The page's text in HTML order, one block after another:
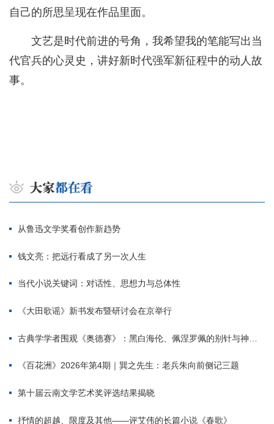
自己的所思呈现在作品里面。
文艺是时代前进的号角，我希望我的笔能写出当
代官兵的心灵史，讲好新时代强军新征程中的动人故
事。
从鲁迅文学奖看创作新趋势
钱文亮：把远行看成了另一次人生
当代小说关键词：对话性、思想力与总体性
《大田歌谣》新书发布暨研讨会在京举行
古典学学者围观《奥德赛》：黑白海伦、佩涅罗佩的别针与神秘入侵者
《百花洲》2026年第4期｜巽之先生：老兵朱向前侧记三题
第十届云南文学艺术奖评选结果揭晓
抒情的超越、限度及其他——评艾伟的长篇小说《春歌》